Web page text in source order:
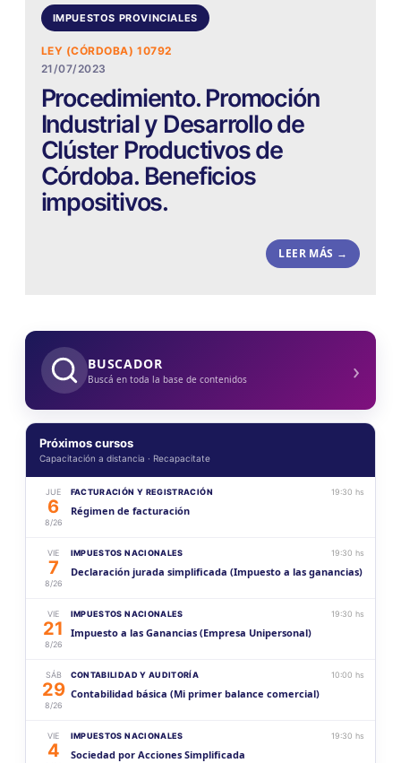
IMPUESTOS PROVINCIALES
LEY (CÓRDOBA) 10792
21/07/2023
Procedimiento. Promoción
Industrial y Desarrollo de
Clúster Productivos de
Córdoba. Beneficios
impositivos.
LEER MÁS →
BUSCADOR
Buscá en toda la base de contenidos ›
Próximos cursos
Capacitación a distancia · Recapacitate
JUE
6
8/26
FACTURACIÓN Y REGISTRACIÓN 19:30 hs
Régimen de facturación
VIE
7
8/26
IMPUESTOS NACIONALES 19:30 hs
Declaración jurada simplificada (Impuesto a las ganancias)
VIE
21
8/26
IMPUESTOS NACIONALES 19:30 hs
Impuesto a las Ganancias (Empresa Unipersonal)
SÁB
29
8/26
CONTABILIDAD Y AUDITORÍA 10:00 hs
Contabilidad básica (Mi primer balance comercial)
VIE
4
IMPUESTOS NACIONALES 19:30 hs
Sociedad por Acciones Simplificada